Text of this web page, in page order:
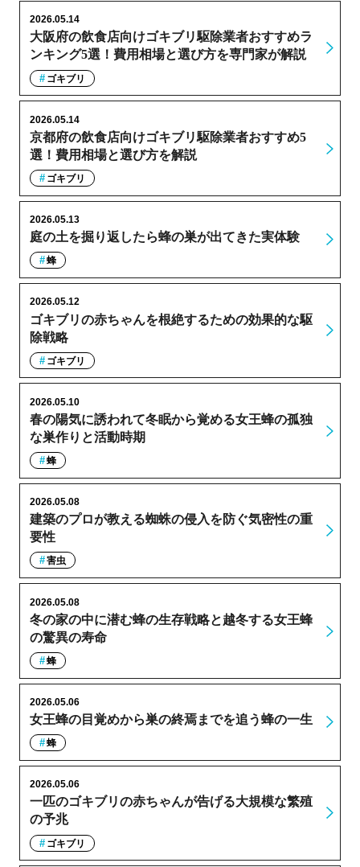
大阪府の飲食店向けゴキブリ駆除業者おすすめラ
ンキング5選！費用相場と選び方を専門家が解説
2026.05.14
ゴキブリ
京都府の飲食店向けゴキブリ駆除業者おすすめ5
選！費用相場と選び方を解説
2026.05.14
ゴキブリ
庭の土を掘り返したら蜂の巣が出てきた実体験
2026.05.13
蜂
ゴキブリの赤ちゃんを根絶するための効果的な駆
除戦略
2026.05.12
ゴキブリ
春の陽気に誘われて冬眠から覚める女王蜂の孤独
な巣作りと活動時期
2026.05.10
蜂
建築のプロが教える蜘蛛の侵入を防ぐ気密性の重
要性
2026.05.08
害虫
冬の家の中に潜む蜂の生存戦略と越冬する女王蜂
の驚異の寿命
2026.05.08
蜂
女王蜂の目覚めから巣の終焉までを追う蜂の一生
2026.05.06
蜂
一匹のゴキブリの赤ちゃんが告げる大規模な繁殖
の予兆
2026.05.06
ゴキブリ